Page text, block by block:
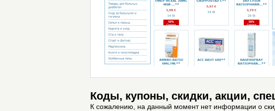
Коды, купоны, скидки, акции,
К сожалению, на данный момент нет информации о